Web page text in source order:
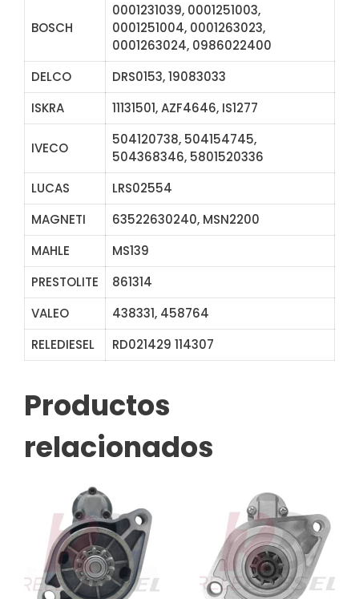
BOSCH
0001231039, 0001251003,
0001251004, 0001263023,
0001263024, 0986022400
DELCO
DRS0153, 19083033
ISKRA
11131501, AZF4646, IS1277
IVECO
504120738, 504154745,
504368346, 5801520336
LUCAS
LRS02554
MAGNETI
63522630240, MSN2200
MAHLE
MS139
PRESTOLITE
861314
VALEO
438331, 458764
RELEDIESEL
RD021429 114307
Productos
relacionados